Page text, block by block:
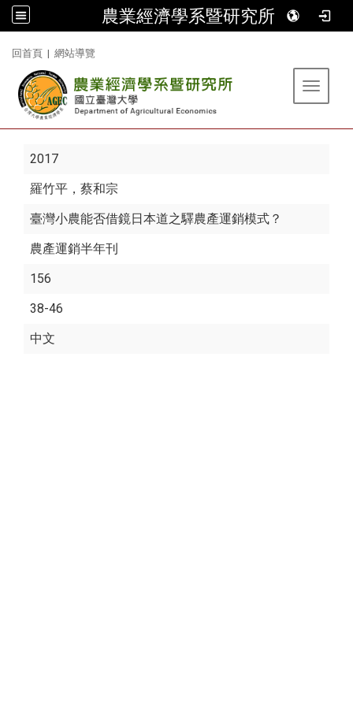
農業經濟學系暨研究所
回首頁 | 網站導覽
Toggle
2017
羅竹平 ，蔡和宗
臺灣小農能否借鏡日本道之驛農產運銷模式？
農產運銷半年刊
156
38-46
中文